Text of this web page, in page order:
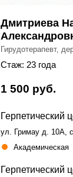
Дмитриева
Гирудотерапевт,
Стаж: 23 года
1 500 руб.
Герпетический
ул. Гримау д. 10А,
Академическая
Герпетический